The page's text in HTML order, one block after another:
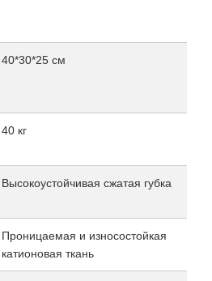
40*30*25 см
40 кг
Высокоустойчивая сжатая губка
Проницаемая и износостойкая
катионовая ткань